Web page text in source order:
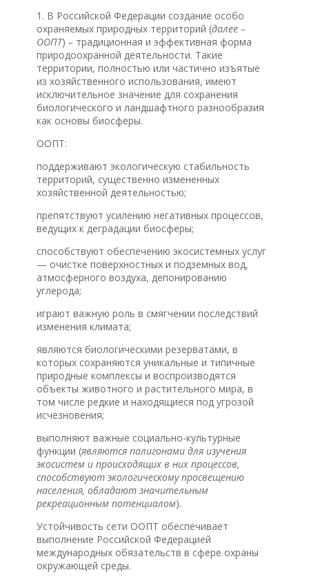
1. В Российской Федерации создание особо
охраняемых природных территорий (далее –
ООПТ) – традиционная и эффективная форма
природоохранной деятельности. Такие
территории, полностью или частично изъятые
из хозяйственного использования, имеют
исключительное значение для сохранения
биологического и ландшафтного разнообразия
как основы биосферы.
ООПТ:
поддерживают экологическую стабильность
территорий, существенно измененных
хозяйственной деятельностью;
препятствуют усилению негативных процессов,
ведущих к деградации биосферы;
способствуют обеспечению экосистемных услуг
— очистке поверхностных и подземных вод,
атмосферного воздуха, депонированию
углерода;
играют важную роль в смягчении последствий
изменения климата;
являются биологическими резерватами, в
которых сохраняются уникальные и типичные
природные комплексы и воспроизводятся
объекты животного и растительного мира, в
том числе редкие и находящиеся под угрозой
исчезновения;
выполняют важные социально-культурные
функции (являются полигонами для изучения
экосистем и происходящих в них процессов,
способствуют экологическому просвещению
населения, обладают значительным
рекреационным потенциалом).
Устойчивость сети ООПТ обеспечивает
выполнение Российской Федерацией
международных обязательств в сфере охраны
окружающей среды.